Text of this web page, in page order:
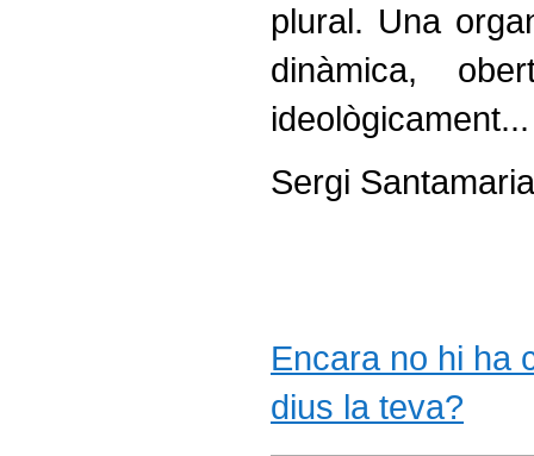
plural. Una
dinàmica,
ideològicament...
Sergi Santamaria
Encara no hi ha
dius la teva?